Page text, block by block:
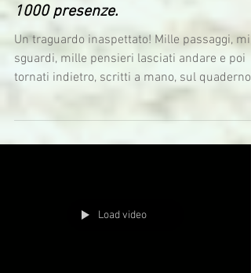
1000 presenze.
Un traguardo inaspettato! Mille passaggi,
sguardi, mille pensieri lasciati andare e poi
tornati indietro, scritti a mano, sul quaderno:
è passato, a chi si è fermato, a chi ha lasciato
MorettoCavour – Centro per le Nuove Culture
Load video